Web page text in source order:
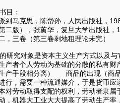
目：
到马克思，陈岱孙，人民出版社，
二版），张薰华，复旦大学出版社，
，三卷（第三卷剩地租理论未完）
研究对象是资本主义生产方式以及与
产者个人劳动为基础的分散的私有
产手段相分离） 商品的出现（商
行，需要一种流通媒介，于是货币
对劳动取得支配的权利，劳动者隶
，机器大工业大大提高了劳动生产